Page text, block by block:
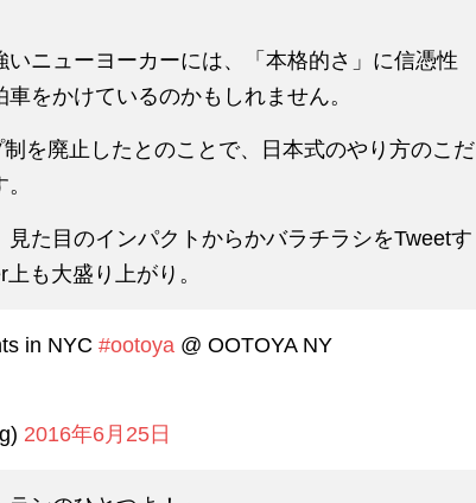
ニューヨーカーには、「本格的さ」に信憑性
をかけているのかもしれません。
を廃止したとのことで、日本式のやり方のこだ
見た目のインパクトからかバラチラシをTweetす
も大盛り上がり。
in NYC #ootoya @ OOTOYA NY
2016年6月25日